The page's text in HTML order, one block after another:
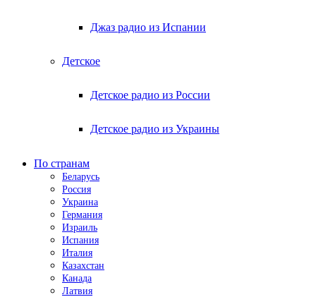
Джаз радио из Испании
Детское
Детское радио из России
Детское радио из Украины
По странам
Беларусь
Россия
Украина
Германия
Израиль
Испания
Италия
Казахстан
Канада
Латвия